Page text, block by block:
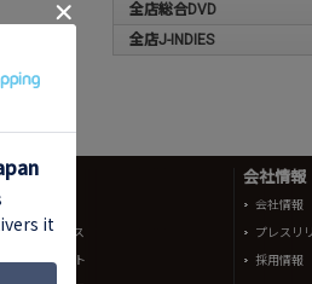
全店総合DVD
全店J-INDIES
店舗情報
店舗ニュース
店舗イベント
会社情報
会社情報
プレスリ
採用情報